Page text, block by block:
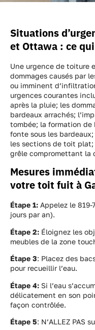
Situations
et Ottawa : ce
Une urgence de toiture
dommages causés par
ou imminent
urgences courantes
après la pluie; les
bardeaux arrachés;
tombée; la formation de
fonte sous les
les sections de toit plat;
grêle compromettant la
Mesures
votre toit fuit à
Étape 1: Appelez le 819-
jours par an).
Étape 2: Éloignez les
meubles de la zone
Étape 3: Placez des
pour recueillir l’eau.
Étape 4: Si l’eau
délicatement en son
façon contrôlée.
Étape 5: N’ALLEZ PAS